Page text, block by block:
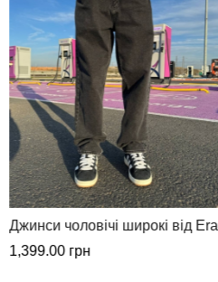
Шорти світло сині від Era
599.00грн